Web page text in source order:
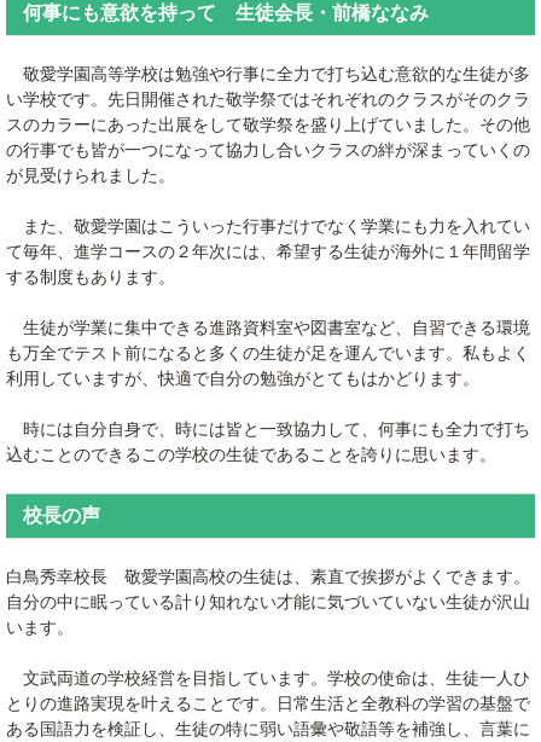
何事にも意欲を持って 生徒会長・前橋ななみ
敬愛学園高等学校は勉強や行事に全力で打ち込む意欲的な生徒が多
い学校です。先日開催された敬学祭ではそれぞれのクラスがそのクラ
スのカラーにあった出展をして敬学祭を盛り上げていました。その他
の行事でも皆が一つになって協力し合いクラスの絆が深まっていくの
が見受けられました。
また、敬愛学園はこういった行事だけでなく学業にも力を入れてい
て毎年、進学コースの２年次には、希望する生徒が海外に１年間留学
する制度もあります。
生徒が学業に集中できる進路資料室や図書室など、自習できる環境
も万全でテスト前になると多くの生徒が足を運んでいます。私もよく
利用していますが、快適で自分の勉強がとてもはかどります。
時には自分自身で、時には皆と一致協力して、何事にも全力で打ち
込むことのできるこの学校の生徒であることを誇りに思います。
校長の声
白鳥秀幸校長 敬愛学園高校の生徒は、素直で挨拶がよくできます。
自分の中に眠っている計り知れない才能に気づいていない生徒が沢山
います。
文武両道の学校経営を目指しています。学校の使命は、生徒一人ひ
とりの進路実現を叶えることです。日常生活と全教科の学習の基盤で
ある国語力を検証し、生徒の特に弱い語彙や敬語等を補強し、言葉に